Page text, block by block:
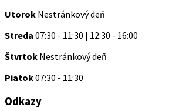
Utorok Nestránkový deň
Streda 07:30 - 11:30 | 12:30 - 16:00
Štvrtok Nestránkový deň
Piatok07:30 - 11:30
Odkazy